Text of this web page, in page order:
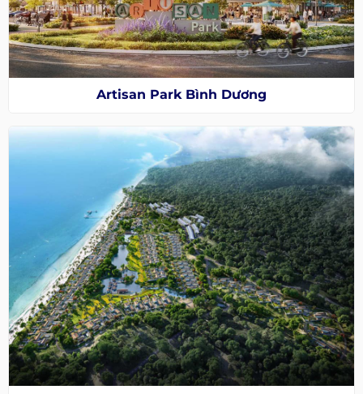
Artisan Park Bình Dương